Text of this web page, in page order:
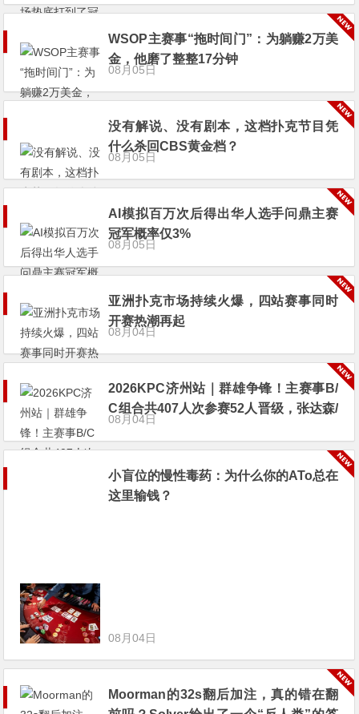
WSOP主赛事“拖时间门”：为躺赚2万美
金，他磨了整整17分钟
08月05日
没有解说、没有剧本，这档扑克节目凭
什么杀回CBS黄金档？
08月05日
AI模拟百万次后得出华人选手问鼎主赛
冠军概率仅3%
08月05日
亚洲扑克市场持续火爆，四站赛事同时
开赛热潮再起
08月04日
2026KPC济州站｜群雄争锋！主赛事B/
C组合共407人次参赛52人晋级，张达森/
赵洪军分别登顶小组CL，多场混合游戏
持续开启助你摘冠！
08月04日
小盲位的慢性毒药：为什么你的ATo总在
这里输钱？
08月04日
Moorman的32s翻后加注，真的错在翻